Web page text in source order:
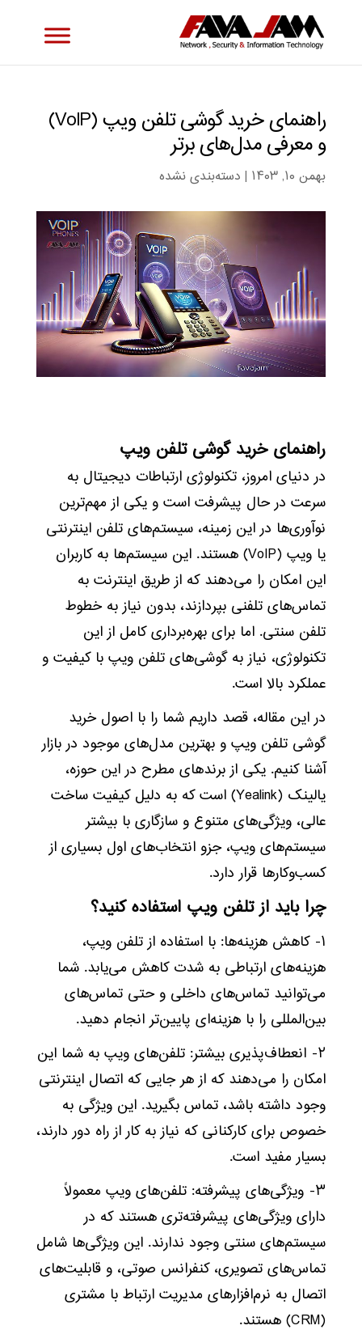
راهنمای خرید گوشی تلفن ویپ (VoIP)
و معرفی مدل‌های برتر
بهمن ۱۰, ۱۴۰۳ | دسته‌بندی نشده
راهنمای خرید گوشی تلفن ویپ
در دنیای امروز، تکنولوژی ارتباطات دیجیتال به
سرعت در حال پیشرفت است و یکی از مهم‌ترین
نوآوری‌ها در این زمینه، سیستم‌های تلفن اینترنتی
یا ویپ (VoIP) هستند. این سیستم‌ها به کاربران
این امکان را می‌دهند که از طریق اینترنت به
تماس‌های تلفنی بپردازند، بدون نیاز به خطوط
تلفن سنتی. اما برای بهره‌برداری کامل از این
تکنولوژی، نیاز به گوشی‌های تلفن ویپ با کیفیت و
عملکرد بالا است.
در این مقاله، قصد داریم شما را با اصول خرید
گوشی تلفن ویپ و بهترین مدل‌های موجود در بازار
آشنا کنیم. یکی از برندهای مطرح در این حوزه،
یالینک (Yealink) است که به دلیل کیفیت ساخت
عالی، ویژگی‌های متنوع و سازگاری با بیشتر
سیستم‌های ویپ، جزو انتخاب‌های اول بسیاری از
کسب‌وکارها قرار دارد.
چرا باید از تلفن ویپ استفاده کنید؟
۱- کاهش هزینه‌ها: با استفاده از تلفن ویپ،
هزینه‌های ارتباطی به شدت کاهش می‌یابد. شما
می‌توانید تماس‌های داخلی و حتی تماس‌های
بین‌المللی را با هزینه‌ای پایین‌تر انجام دهید.
۲- انعطاف‌پذیری بیشتر: تلفن‌های ویپ به شما این
امکان را می‌دهند که از هر جایی که اتصال اینترنتی
وجود داشته باشد، تماس بگیرید. این ویژگی به
خصوص برای کارکنانی که نیاز به کار از راه دور دارند،
بسیار مفید است.
۳- ویژگی‌های پیشرفته: تلفن‌های ویپ معمولاً
دارای ویژگی‌های پیشرفته‌تری هستند که در
سیستم‌های سنتی وجود ندارند. این ویژگی‌ها شامل
تماس‌های تصویری، کنفرانس صوتی، و قابلیت‌های
اتصال به نرم‌افزارهای مدیریت ارتباط با مشتری
(CRM) هستند.